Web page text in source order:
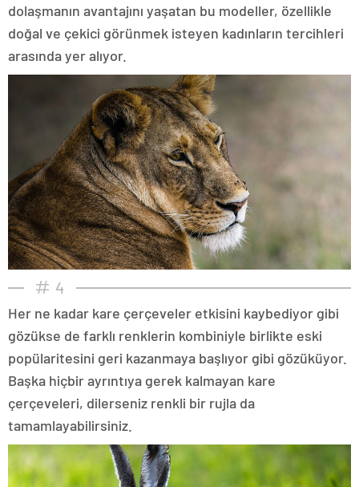
dolaşmanın avantajını yaşatan bu modeller, özellikle
doğal ve çekici görünmek isteyen kadınların tercihleri
arasında yer alıyor.
4
Her ne kadar kare çerçeveler etkisini kaybediyor gibi
gözükse de farklı renklerin kombiniyle birlikte eski
popülaritesini geri kazanmaya başlıyor gibi gözüküyor.
Başka hiçbir ayrıntıya gerek kalmayan kare
çerçeveleri, dilerseniz renkli bir rujla da
tamamlayabilirsiniz.